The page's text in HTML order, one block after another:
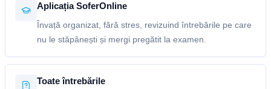
Aplicația SoferOnline
Învață organizat, fără stres, revizuind întrebările pe care
nu le stăpânești și mergi pregătit la examen.
Toate întrebările